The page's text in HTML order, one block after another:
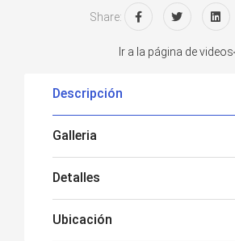
Share:
Ir a la página de videos
Descripción
Galleria
Detalles
Ubicación